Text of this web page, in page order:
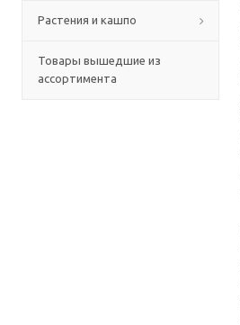
Растения и кашпо
Товары вышедшие из
ассортимента